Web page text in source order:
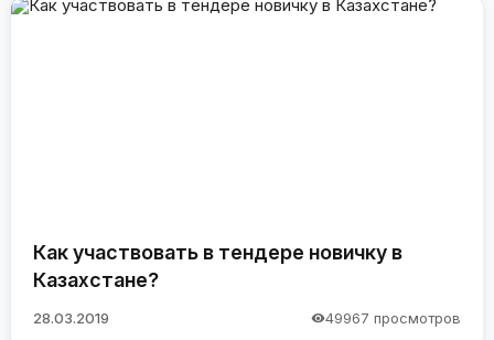
Как участвовать в тендере новичку в
Казахстане?
28.03.2019 49967 просмотров